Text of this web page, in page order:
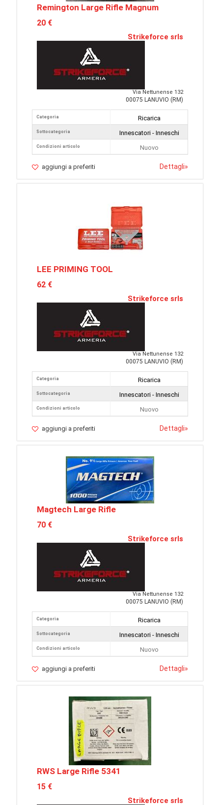
Remington Large Rifle Magnum
20 €
Strikeforce srls
Via Nettunense 132
00075 LANUVIO (RM)
Categoria
Sottocategoria
Condizioni articolo
Ricarica
Innescatori - Inneschi
Nuovo
aggiungi a preferiti Dettagli»
LEE PRIMING TOOL
62 €
Strikeforce srls
Via Nettunense 132
00075 LANUVIO (RM)
Categoria
Sottocategoria
Condizioni articolo
Ricarica
Innescatori - Inneschi
Nuovo
aggiungi a preferiti Dettagli»
Magtech Large Rifle
70 €
Strikeforce srls
Via Nettunense 132
00075 LANUVIO (RM)
Categoria
Sottocategoria
Condizioni articolo
Ricarica
Innescatori - Inneschi
Nuovo
aggiungi a preferiti Dettagli»
RWS Large Rifle 5341
15 €
Strikeforce srls